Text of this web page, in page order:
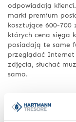
odpowiadają
marki premium
kosztujące 600-700
których cena sięga
posiadają te same
przeglądać Internet
zdjęcia, słuchać
samo.
antywłamaniowych
internetowym